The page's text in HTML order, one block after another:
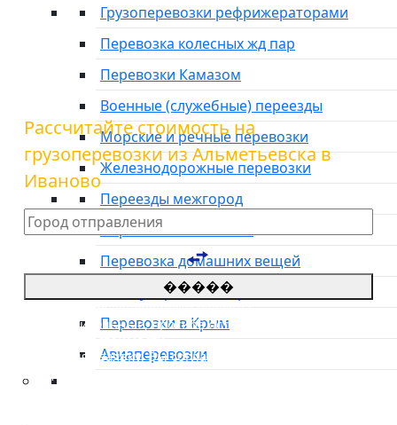
Грузоперевозки рефрижераторами
Перевозка колесных жд пар
Перевозки Камазом
Военные (служебные) переезды
Морские и речные перевозки
Железнодорожные перевозки
Переезды межгород
Перевозка автовозом
Перевозка домашних вещей
Международные перевозки
Перевозки в Крым
Авиаперевозки
Грузоперевозки из
Альметьевска в Иваново
Рассчитайте стоимость на
грузоперевозки из Альметьевска в
Иваново
�����
приблизительные, просьба оставить заявку для
**оставляя заявку, Вы соглашаетесь с